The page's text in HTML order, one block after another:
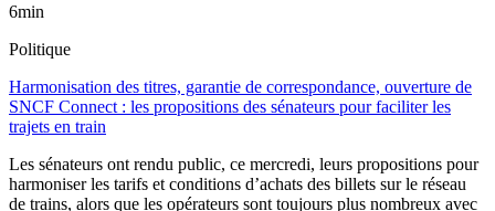
6min
Politique
Harmonisation des titres, garantie de correspondance, ouverture de
SNCF Connect : les propositions des sénateurs pour faciliter les
trajets en train
Les sénateurs ont rendu public, ce mercredi, leurs propositions pour
harmoniser les tarifs et conditions d’achats des billets sur le réseau
de trains, alors que les opérateurs sont toujours plus nombreux avec